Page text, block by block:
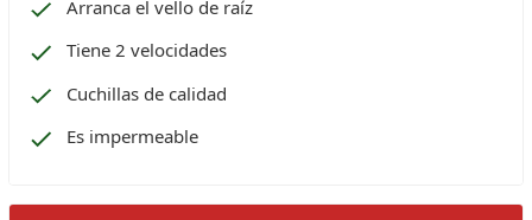
Arranca el vello de raíz
Tiene 2 velocidades
Cuchillas de calidad
Es impermeable